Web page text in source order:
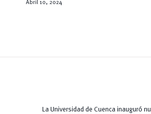
Abril 10, 2024
La Universidad de Cuenca inauguró